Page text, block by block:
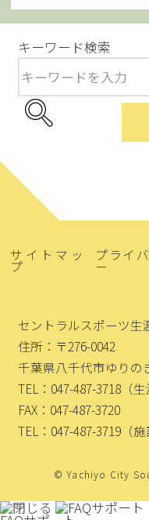
キーワード検索
サイトマッ
プ
プライ
ー
セントラルスポーツ生
住所：〒276-0042
千葉県八千代市ゆりの
TEL：047-487-3718 （
FAX：047-487-3720
TEL：047-487-3719 （
© Yachiyo City